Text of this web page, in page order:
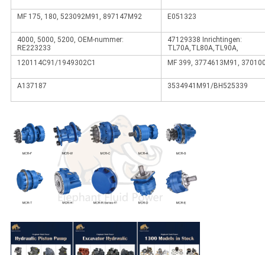
MF 175, 180, 523092M91, 897147M92 E051323
4000, 5000, 5200, OEM-nummer:
RE223233
47129338 Inrichtingen:
TL70A,TL80A,TL90A,
120114C91/1949302C1
MF 399, 3774613M91,
A137187 3534941M91/BH525339